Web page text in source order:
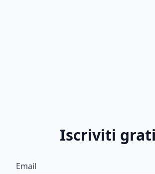
Iscriviti
Email